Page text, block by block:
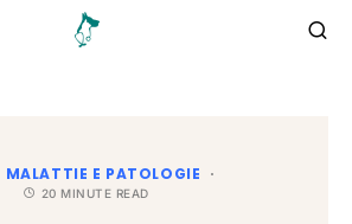
MALATTIE E PATOLOGIE
20 MINUTE READ